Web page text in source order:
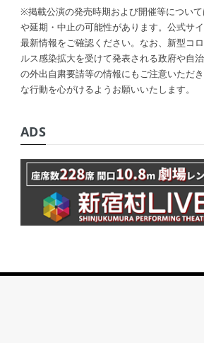
※掲載公演の発売時期および開催等につい
や延期・中止の可能性があります。公式サ
最新情報をご確認ください。なお、新型コ
ルス感染拡大を受けて発表される政府や自
の外出自粛要請等の情報にもご注意いただ
な行動を心がけるようお願いいたします。
ADS